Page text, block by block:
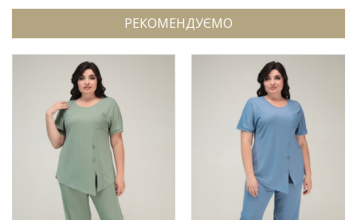
РЕКОМЕНДУЄМО